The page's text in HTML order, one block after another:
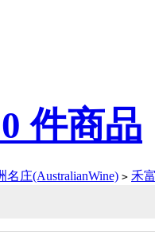
0 件商品
名庄(AustralianWine) > 禾